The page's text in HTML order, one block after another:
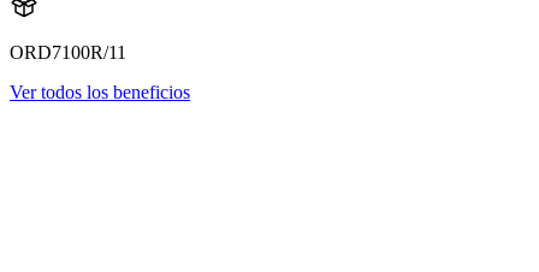
ORD7100R/11
Ver todos los beneficios